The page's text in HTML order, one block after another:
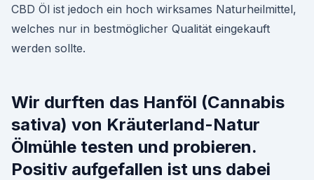
CBD Öl ist jedoch ein hoch wirksames Naturheilmittel,
welches nur in bestmöglicher Qualität eingekauft
werden sollte.
Wir durften das Hanföl (Cannabis
sativa) von Kräuterland-Natur
Ölmühle testen und probieren.
Positiv aufgefallen ist uns dabei